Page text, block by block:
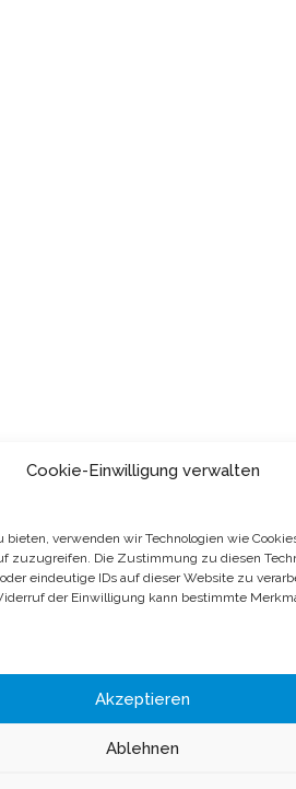
Cookie-Einwilligung verwalten
bieten, verwenden wir Technologien wie
zuzugreifen. Die Zustimmung zu diesen
eindeutige IDs auf dieser Website zu
der Einwilligung kann bestimmte
Akzeptieren
Ablehnen